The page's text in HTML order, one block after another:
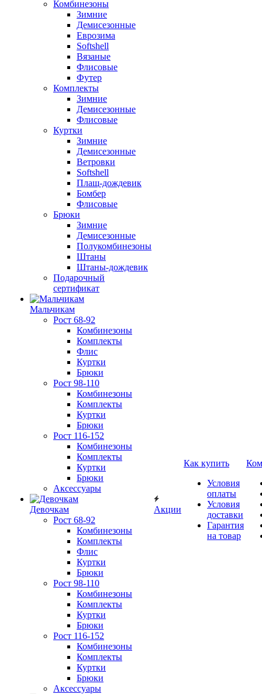
Комбинезоны
Зимние
Демисезонные
Еврозима
Softshell
Вязаные
Флисовые
Футер
Комплекты
Зимние
Демисезонные
Флисовые
Куртки
Зимние
Демисезонные
Ветровки
Softshell
Плащ-дождевик
Бомбер
Флисовые
Брюки
Зимние
Демисезонные
Полукомбинезоны
Штаны
Штаны-дождевик
Подарочный
сертификат
Мальчикам
Рост 68-92
Комбинезоны
Комплекты
Флис
Куртки
Брюки
Рост 98-110
Комбинезоны
Комплекты
Куртки
Брюки
Рост 116-152
Комбинезоны
Комплекты
Куртки
Брюки
Аксессуары
Девочкам
Рост 68-92
Комбинезоны
Комплекты
Флис
Куртки
Брюки
Рост 98-110
Комбинезоны
Комплекты
Куртки
Брюки
Рост 116-152
Комбинезоны
Комплекты
Куртки
Брюки
Аксессуары
Акции
Как купить
Условия
оплаты
Условия
доставки
Гарантия
на товар